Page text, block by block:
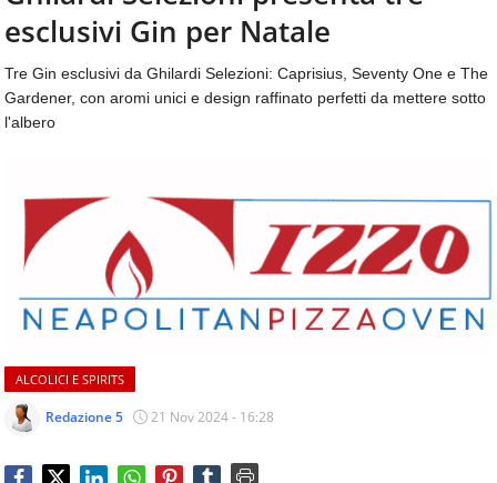
aggiornamenti
quotidiani
temi
come
ospitalità,
&
beverage,
catering
e
quotidiani
mondo
dell'alimentazione,
dei
consumi
CONTATTI
esclusivi Gin per Natale
Tre Gin esclusivi da Ghilardi Selezioni: Caprisius, Seventy One e The
Gardener, con aromi unici e design raffinato perfetti da mettere sotto
l'albero
ALCOLICI E SPIRITS
Redazione 5 21 Nov 2024 - 16:28